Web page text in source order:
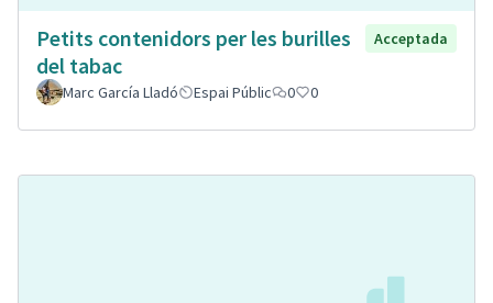
Petits contenidors per les burilles
del tabac
Acceptada
Marc García Lladó Espai Públic 0 0